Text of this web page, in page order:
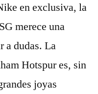
en exclusiva, la
merece una
a dudas. La
Hotspur es, sin
joyas